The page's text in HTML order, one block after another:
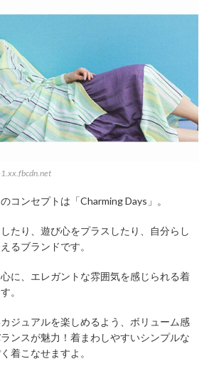
コンセプトは「Charming Days」。
たり、遊び心をプラスしたり、自分らし
るブランドです。
に、エレガントな雰囲気を感じられる着
。
ジュアルを楽しめるよう、ボリューム感
ンスが魅力！着まわしやすいシンプルな
着こなせますよ。